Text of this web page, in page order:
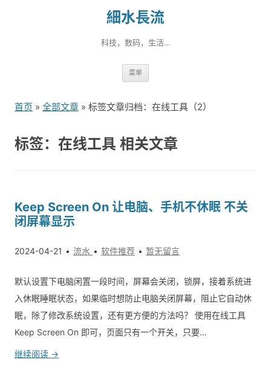
細水長流
科技，数码，生活…
菜单
到
首页 » 全部文章 » 标签文章归档：在线工具（2）
标签：在线工具 相关文章
Keep Screen On 让电脑、手机不休眠 不关
闭屏幕显示
2024-04-21 流水 软件推荐 暂无留言
默认设置下电脑闲置一段时间，屏幕会关闭，锁屏，接着系统进
入休眠睡眠状态，如果临时想防止电脑关闭屏幕，阻止它自动休
眠，除了修改系统设置，还有更方便的方法吗？ 使用在线工具
Keep Screen On 即可，页面只有一个开关，只要…
继续阅读 →